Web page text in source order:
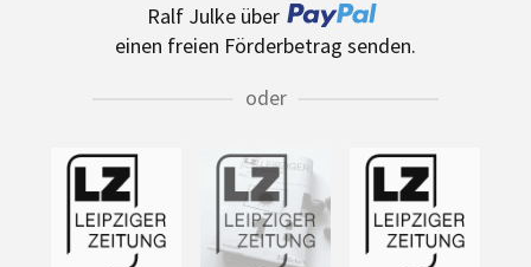
Ralf Julke über
einen freien Förderbetrag senden.
oder